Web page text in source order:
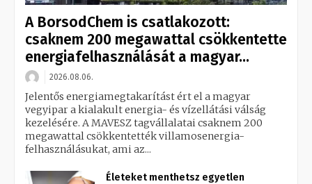
A BorsodChem is csatlakozott:
csaknem 200 megawattal csökkentette
energiafelhasználását a magyar...
2026.08.06.
Jelentős energiamegtakarítást ért el a magyar
vegyipar a kialakult energia- és vízellátási válság
kezelésére. A MAVESZ tagvállalatai csaknem 200
megawattal csökkentették villamosenergia-
felhasználásukat, ami az...
Életeket menthetsz egyetlen